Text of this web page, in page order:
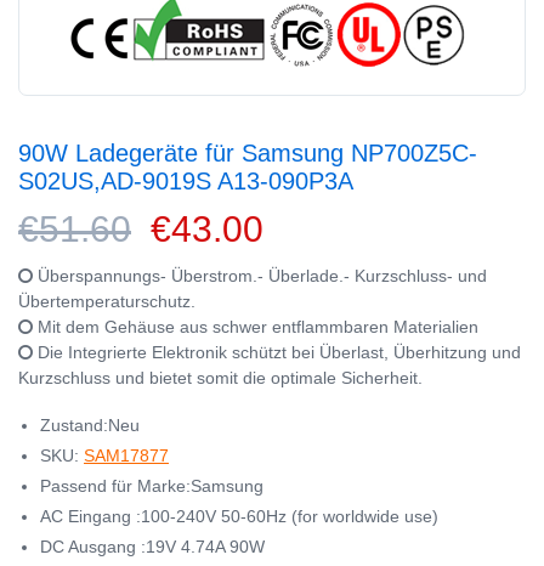
90W Ladegeräte für Samsung NP700Z5C-
S02US,AD-9019S A13-090P3A
€51.60 €43.00
Überspannungs- Überstrom.- Überlade.- Kurzschluss- und
Übertemperaturschutz.
Mit dem Gehäuse aus schwer entflammbaren Materialien
Die Integrierte Elektronik schützt bei Überlast, Überhitzung und
Kurzschluss und bietet somit die optimale Sicherheit.
Zustand:Neu
SKU: SAM17877
Passend für Marke:Samsung
AC Eingang :100-240V 50-60Hz (for worldwide use)
DC Ausgang :19V 4.74A 90W